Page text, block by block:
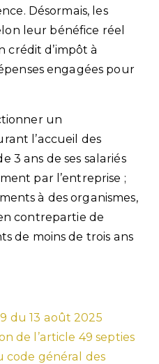
Désormais, les
leur bénéfice réel
crédit d’impôt à
engagées pour
un
l’accueil des
3 ans de ses salariés
par l’entreprise ;
à des organismes,
contrepartie de
de moins de trois ans
du 13 août 2025
de l’article 49 septies
code général des